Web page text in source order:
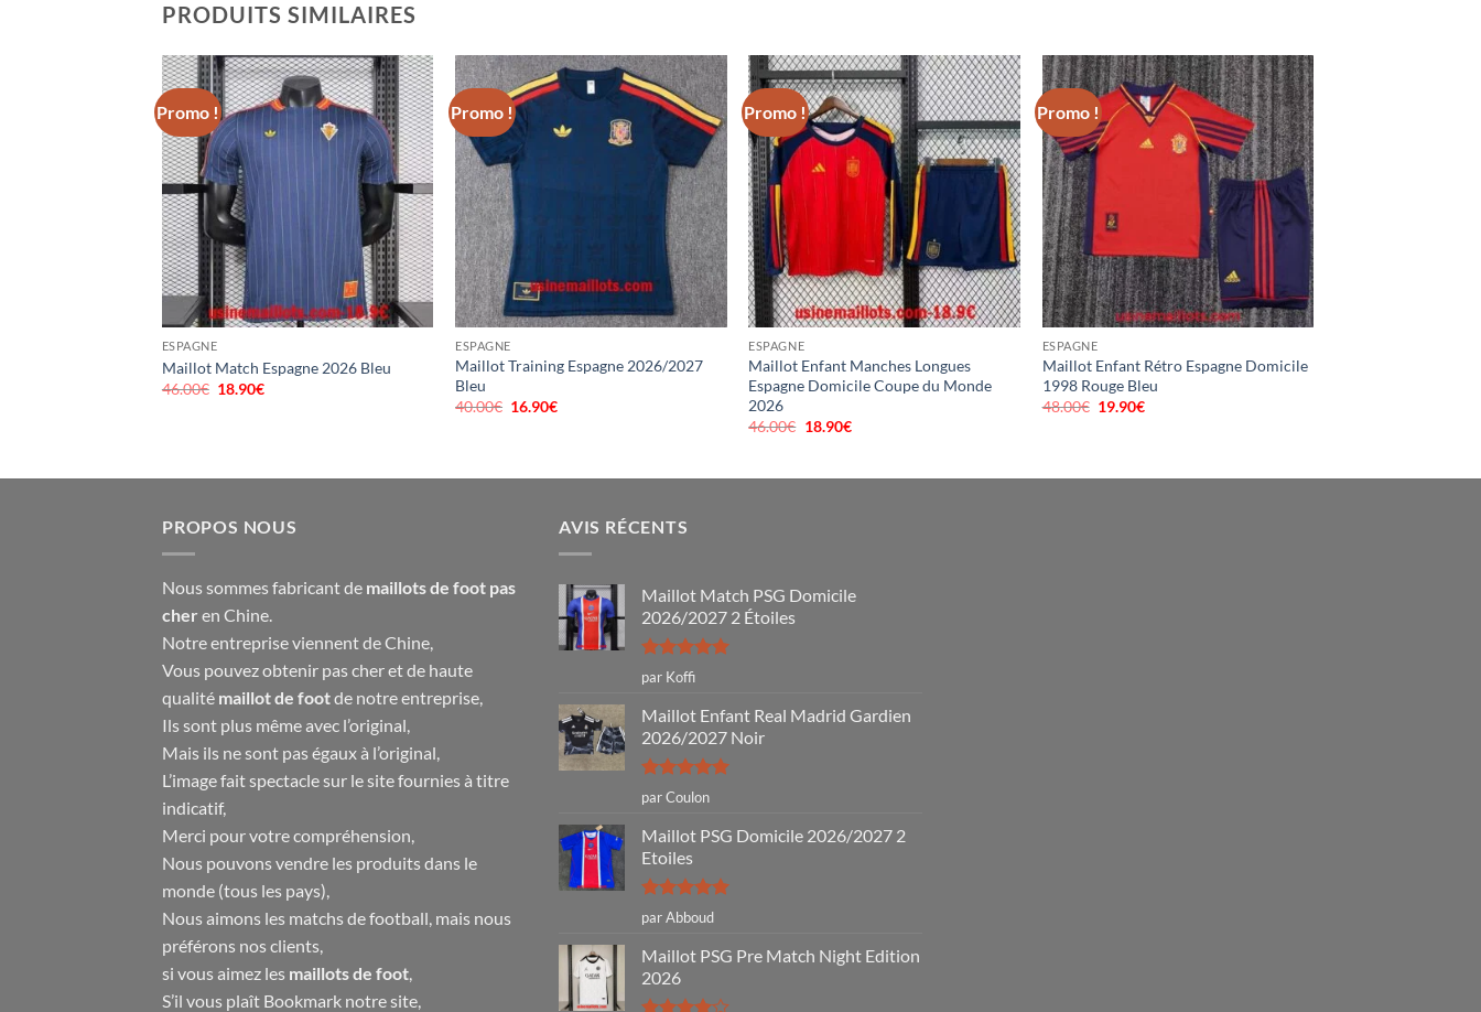
PRODUITS SIMILAIRES
Promo !
ESPAGNE
Maillot Match Espagne 2026 Bleu
46.00€ Le
18.90€
Promo !
ESPAGNE
Maillot Training Espagne 2026/2027
Bleu
40.00€ Le
16.90€
Promo !
ESPAGNE
Maillot Enfant Manches Longues
Espagne Domicile Coupe du Monde
2026
46.00€ Le
18.90€Le
Promo !
ESPAGNE
Maillot Enfant Rétro Espagne Domicile
1998 Rouge Bleu
48.00€ Le
19.90€Le
PROPOS NOUS
Nous sommes fabricant de maillots de foot pas
cher en Chine.
Notre entreprise viennent de Chine,
Vous pouvez obtenir pas cher et de haute
qualité maillot de footde notre entreprise,
Ils sont plus même avec l’original,
Mais ils ne sont pas égaux à l’original,
L’image fait spectacle sur le site fournies à titre
indicatif,
Merci pour votre compréhension,
Nous pouvons vendre les produits dans le
monde (tous les pays),
Nous aimons les matchs de football, mais nous
préférons nos clients,
si vous aimez les maillots de foot
S’il vous plaît Bookmark notre site,
AVIS RÉCENTS
Maillot Match PSG Domicile
2026/2027 2 Étoiles
Note5sur
5
par Koffi
Maillot Enfant Real Madrid Gardien
2026/2027 Noir
Note5sur
5
par Coulon
Maillot PSG Domicile 2026/2027 2
Etoiles
Note5sur
5
par Abboud
Maillot PSG Pre Match Night Edition
2026